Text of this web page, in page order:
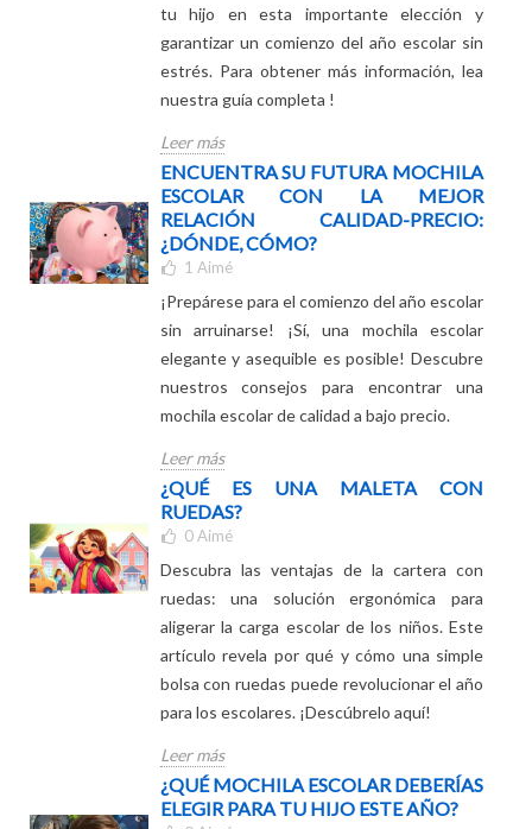
por su calidad y diseño ergonómico. No te
pierdas nuestros consejos para involucrar a
tu hijo en esta importante elección y
garantizar un comienzo del año escolar sin
estrés. Para obtener más información, lea
nuestra guía completa !
Leer más
ENCUENTRA SU FUTURA MOCHILA
ESCOLAR CON LA MEJOR
RELACIÓN CALIDAD-PRECIO:
¿DÓNDE, CÓMO?
Aimé
¡Prepárese para el comienzo del año escolar
sin arruinarse! ¡Sí, una mochila escolar
elegante y asequible es posible! Descubre
nuestros consejos para encontrar una
mochila escolar de calidad a bajo precio.
Leer más
¿QUÉ ES UNA MALETA CON
RUEDAS?
0Aimé
Descubra las ventajas de la cartera con
ruedas: una solución ergonómica para
aligerar la carga escolar de los niños. Este
artículo revela por qué y cómo una simple
bolsa con ruedas puede revolucionar el año
para los escolares. ¡Descúbrelo aquí!
Leer más